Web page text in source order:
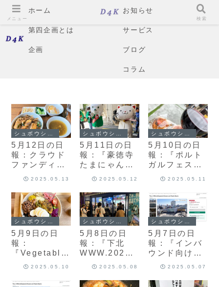
ホーム
お知らせ
第四企画とは
サービス
企画
ブログ
コラム
5月12日の日
報：クラウド
ファンディン
ymkx.comを
復活
2025.05.13
5月11日の日
報：『豪徳寺
たまにゃん祭
2025.05.12
5月10日の日
報：『ポルト
ガルフェス
2025.05.11
5月9日の日
報：
『Vegetable
base TOKYO
SHIMOKITA
2025.05.10
5月8日の日
報：『下北
WWW.2025
』と『下北沢
行委員会』
2025.05.08
5月7日の日
報：『インバ
ウンド向け下
北沢街歩きツ
火焼きチキン
2025.05.07
メニュー 検索